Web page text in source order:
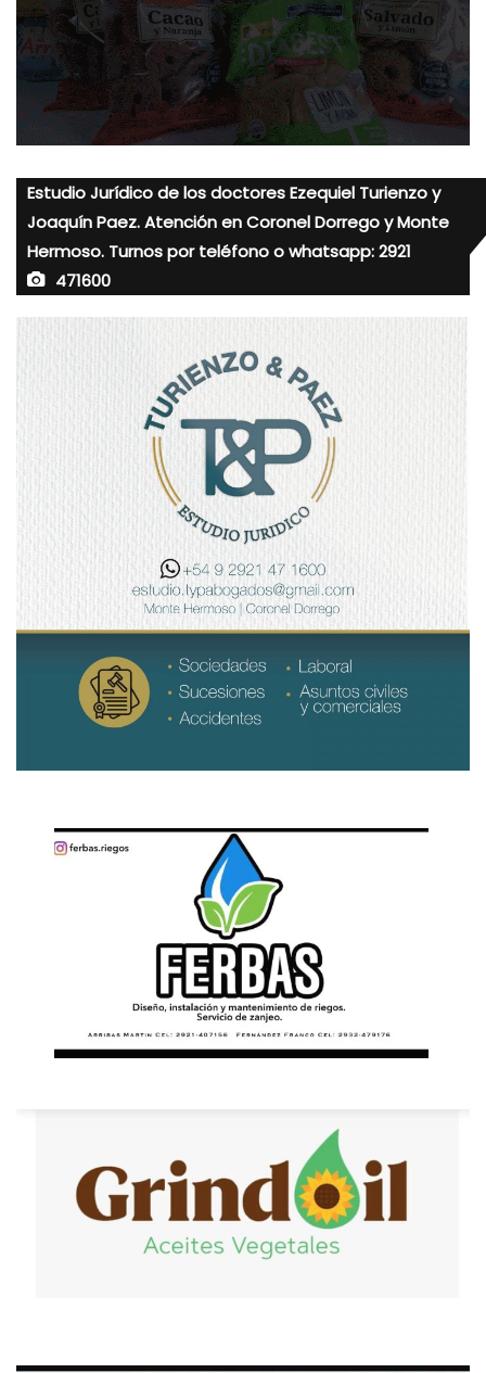
Estudio Jurídico de los doctores Ezequiel Turienzo y
Joaquín Paez. Atención en Coronel Dorrego y Monte
Hermoso. Turnos por teléfono o whatsapp: 2921
471600